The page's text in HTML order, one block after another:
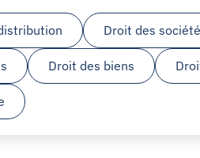
Droit des
Droit des biens